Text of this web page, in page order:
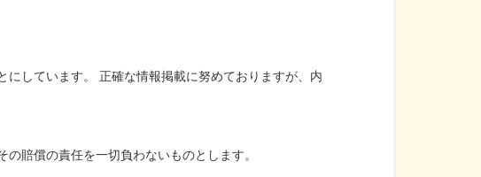
にしています。 正確な情報掲載に努めておりますが、内
の賠償の責任を一切負わないものとします。